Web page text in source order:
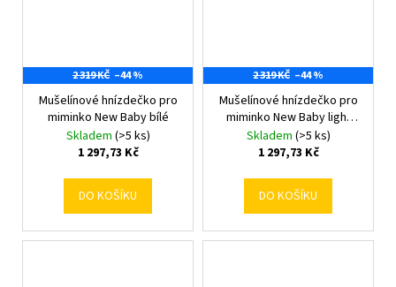
2 319 KČ –44 %
Mušelínové hnízdečko pro
miminko New Baby bílé
Skladem (>5 ks)
1 297,73 Kč
DO KOŠÍKU
2 319 KČ –44 %
Mušelínové hnízdečko pro
miminko New Baby light
grey
Skladem (>5 ks)
1 297,73 Kč
DO KOŠÍKU